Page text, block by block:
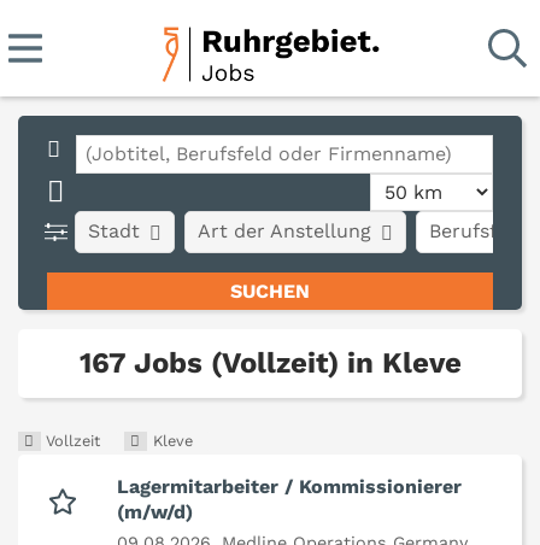
Stadt Art der Anstellung Berufsfeld
167 Jobs (Vollzeit) in Kleve
Vollzeit Kleve
Lagermitarbeiter / Kommissionierer
(m/w/d)